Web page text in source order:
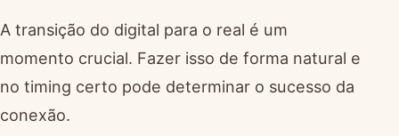
A transição do digital para o real é um
momento crucial. Fazer isso de forma natural e
no timing certo pode determinar o sucesso da
conexão.